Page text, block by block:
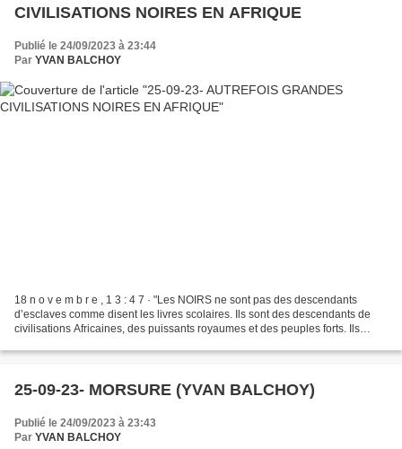
CIVILISATIONS NOIRES EN AFRIQUE
Publié le 24/09/2023 à 23:44
Par YVAN BALCHOY
18 n o v e m b r e , 1 3 : 4 7 · "Les NOIRS ne sont pas des descendants
d’esclaves comme disent les livres scolaires. Ils sont des descendants de
civilisations Africaines, des puissants royaumes et des peuples forts. Ils
25-09-23- MORSURE (YVAN BALCHOY)
Publié le 24/09/2023 à 23:43
Par YVAN BALCHOY